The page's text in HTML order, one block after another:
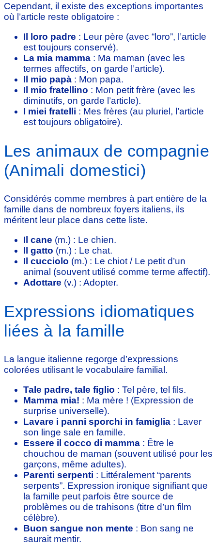
Cependant, il existe des exceptions importantes
où l’article reste obligatoire :
Il loro padre : Leur père (avec “loro”, l’article
est toujours conservé).
La mia mamma : Ma maman (avec les
termes affectifs, on garde l’article).
Il mio papà : Mon papa.
Il mio fratellino : Mon petit frère (avec les
diminutifs, on garde l’article).
I miei fratelli : Mes frères (au pluriel, l’article
est toujours obligatoire).
Les animaux de compagnie
(Animali domestici)
Considérés comme membres à part entière de la
famille dans de nombreux foyers italiens, ils
méritent leur place dans cette liste.
Il cane (m.) : Le chien.
Il gatto (m.) : Le chat.
Il cucciolo (m.) : Le chiot / Le petit d’un
animal (souvent utilisé comme terme affectif).
Adottare (v.) : Adopter.
Expressions idiomatiques
liées à la famille
La langue italienne regorge d’expressions
colorées utilisant le vocabulaire familial.
Tale padre, tale figlio : Tel père, tel fils.
Mamma mia! : Ma mère ! (Expression de
surprise universelle).
Lavare i panni sporchi in famiglia : Laver
son linge sale en famille.
Essere il cocco di mamma : Être le
chouchou de maman (souvent utilisé pour les
garçons, même adultes).
Parenti serpenti : Littéralement “parents
serpents”. Expression ironique signifiant que
la famille peut parfois être source de
problèmes ou de trahisons (titre d’un film
célèbre).
Buon sangue non mente : Bon sang ne
saurait mentir.